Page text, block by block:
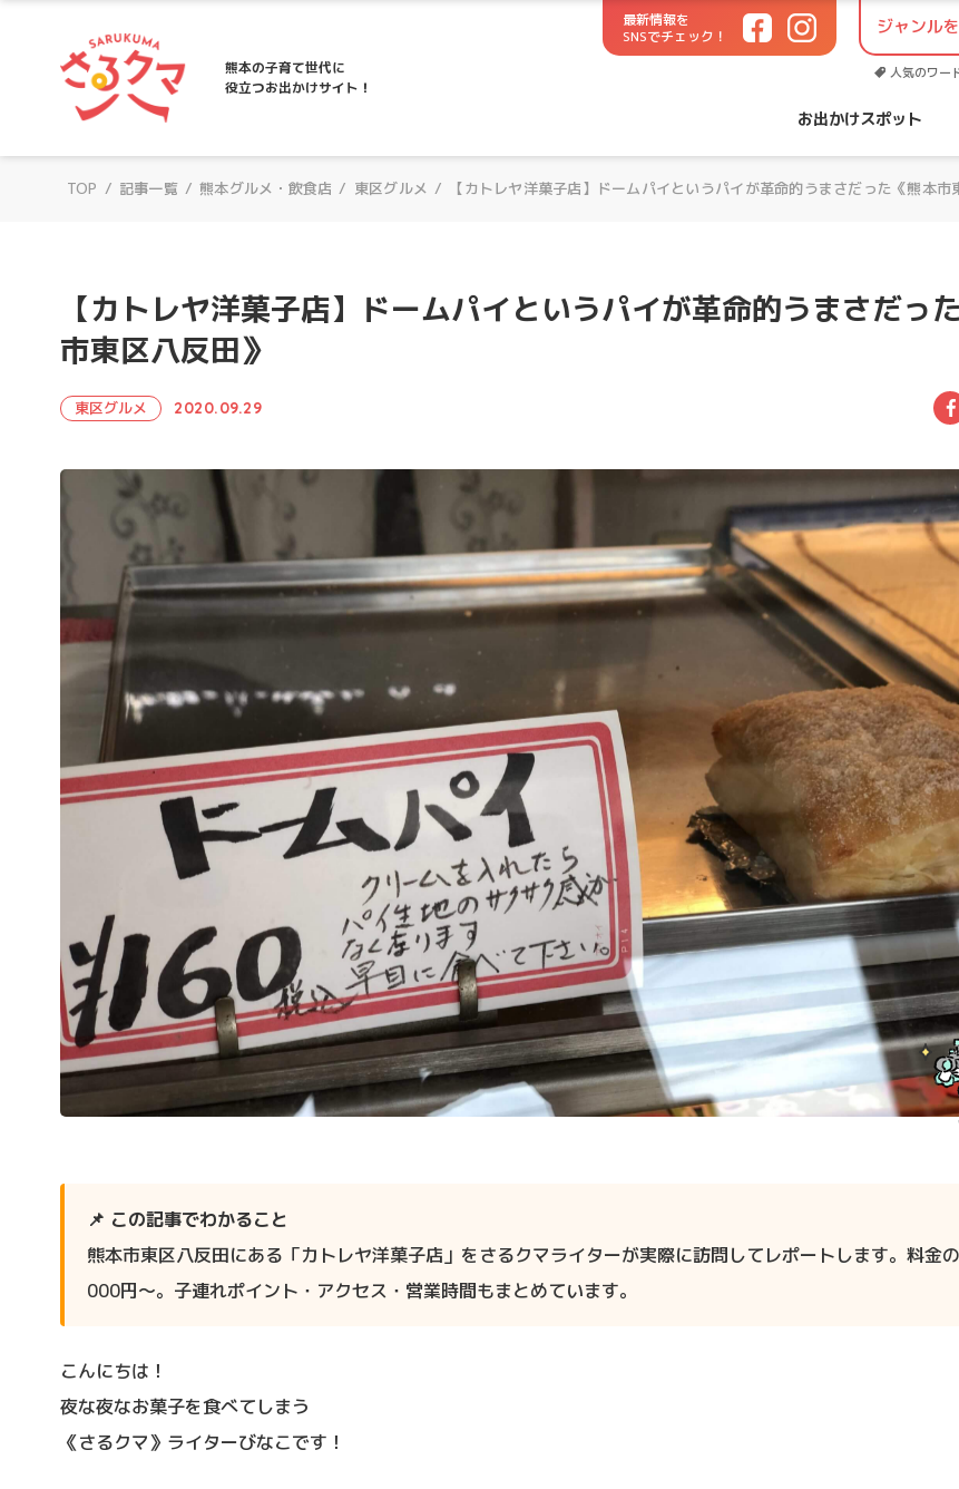
さるクマ-さるこう、熊本-｜熊本の子育て世代に役立つお出かけサイト！
熊本の子育て世代に
役立つお出かけサイト！
最新情報を
SNSでチェック！
人気のワー
お出かけスポット
TOP / 記事一覧 / 熊本グルメ・飲食店 / 東区グルメ / 【カトレヤ洋菓子店】ドームパイというパイが革命的うまさだった《熊本市
【カトレヤ洋菓子店】ドームパイというパイが革命的うまさだっ
市東区八反田》
東区グルメ 2020.09.29
📌 この記事でわかること
熊本市東区八反田にある「カトレヤ洋菓子店」をさるクマライターが実際に訪問してレポートします。料金
000円〜。子連れポイント・アクセス・営業時間もまとめています。
こんにちは！
夜な夜なお菓子を食べてしまう
《さるクマ》ライターびなこです！